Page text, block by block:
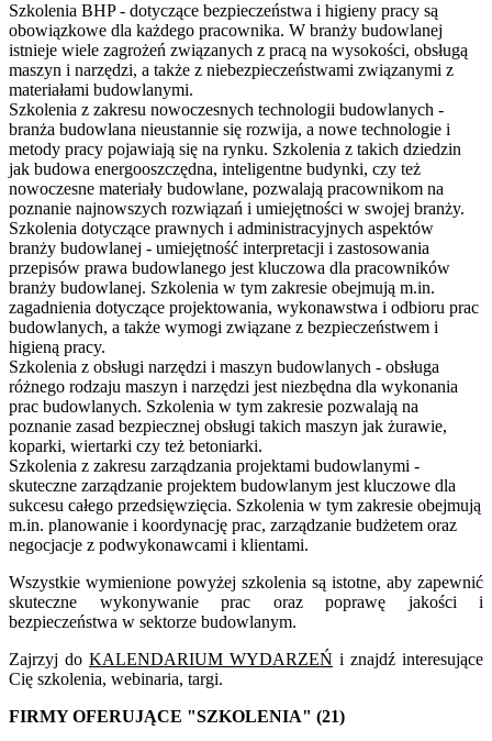
Szkolenia BHP - dotyczące bezpieczeństwa i higieny pracy są
obowiązkowe dla każdego pracownika. W branży budowlanej
istnieje wiele zagrożeń związanych z pracą na wysokości, obsługą
maszyn i narzędzi, a także z niebezpieczeństwami związanymi z
materiałami budowlanymi.
Szkolenia z zakresu nowoczesnych technologii budowlanych -
branża budowlana nieustannie się rozwija, a nowe technologie i
metody pracy pojawiają się na rynku. Szkolenia z takich dziedzin
jak budowa energooszczędna, inteligentne budynki, czy też
nowoczesne materiały budowlane, pozwalają pracownikom na
poznanie najnowszych rozwiązań i umiejętności w swojej branży.
Szkolenia dotyczące prawnych i administracyjnych aspektów
branży budowlanej - umiejętność interpretacji i zastosowania
przepisów prawa budowlanego jest kluczowa dla pracowników
branży budowlanej. Szkolenia w tym zakresie obejmują m.in.
zagadnienia dotyczące projektowania, wykonawstwa i odbioru prac
budowlanych, a także wymogi związane z bezpieczeństwem i
higieną pracy.
Szkolenia z obsługi narzędzi i maszyn budowlanych - obsługa
różnego rodzaju maszyn i narzędzi jest niezbędna dla wykonania
prac budowlanych. Szkolenia w tym zakresie pozwalają na
poznanie zasad bezpiecznej obsługi takich maszyn jak żurawie,
koparki, wiertarki czy też betoniarki.
Szkolenia z zakresu zarządzania projektami budowlanymi -
skuteczne zarządzanie projektem budowlanym jest kluczowe dla
sukcesu całego przedsięwzięcia. Szkolenia w tym zakresie obejmują
m.in. planowanie i koordynację prac, zarządzanie budżetem oraz
negocjacje z podwykonawcami i klientami.
Wszystkie wymienione powyżej szkolenia są istotne, aby zapewnić
skuteczne wykonywanie prac oraz poprawę jakości i
bezpieczeństwa w sektorze budowlanym.
Zajrzyj do KALENDARIUM WYDARZEŃ i znajdź interesujące
Cię szkolenia, webinaria, targi.
FIRMY OFERUJĄCE "SZKOLENIA" (21)